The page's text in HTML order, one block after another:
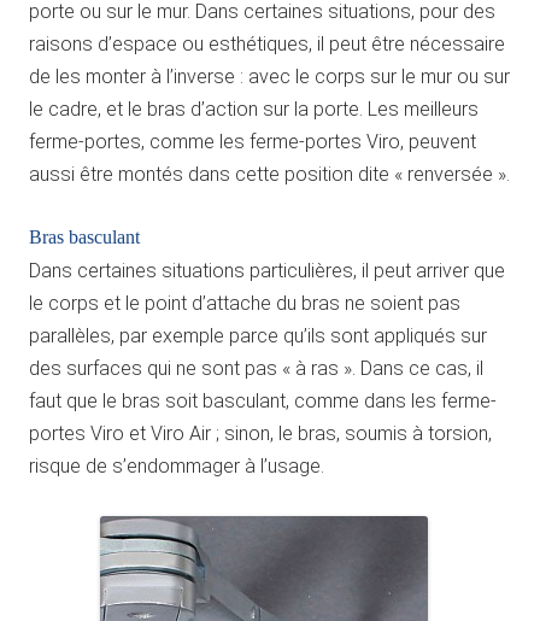
porte ou sur le mur. Dans certaines situations, pour des
raisons d’espace ou esthétiques, il peut être nécessaire
de les monter à l’inverse : avec le corps sur le mur ou sur
le cadre, et le bras d’action sur la porte. Les meilleurs
ferme-portes, comme les ferme-portes Viro, peuvent
aussi être montés dans cette position dite « renversée ».
Bras basculant
Dans certaines situations particulières, il peut arriver que
le corps et le point d’attache du bras ne soient pas
parallèles, par exemple parce qu’ils sont appliqués sur
des surfaces qui ne sont pas « à ras ». Dans ce cas, il
faut que le bras soit basculant, comme dans les ferme-
portes Viro et Viro Air ; sinon, le bras, soumis à torsion,
risque de s’endommager à l’usage.